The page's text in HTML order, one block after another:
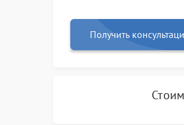
Получить